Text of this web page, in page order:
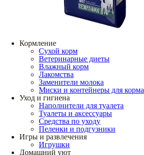
Кормление
Сухой корм
Ветеринарные диеты
Влажный корм
Лакомства
Заменители молока
Миски и контейнеры для корма
Уход и гигиена
Наполнители для туалета
Туалеты и аксессуары
Средства по уходу
Пеленки и подгузники
Игры и развлечения
Игрушки
Домашний уют